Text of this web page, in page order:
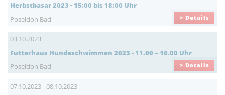
Herbstbasar 2023 - 15:00 bis 18:00 Uhr
Poseidon Bad
> Details
03.10.2023
Futterhaus Hundeschwimmen 2023 - 11.00 – 16.00 Uhr
Poseidon Bad
> Details
07.10.2023 - 08.10.2023